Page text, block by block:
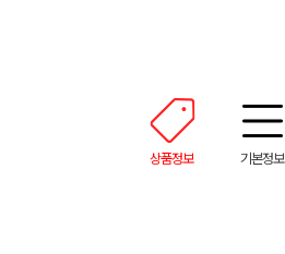
상품정보 기본정보